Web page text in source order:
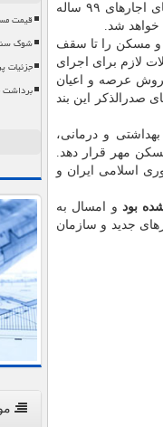
مسکن مهر، شرکت مادرتخصصی عمران شهرهای جدید و سازمان ملی زمین و مسکن مکلف به واگذاری قطعی زمین های اجارهای ۹۹ ساله
خواهد شد.
و مسکن را تا سقف
لازم برای اجرای
عرصه و اعیان
صدرالذکر این بند
و درمانی،
مهر قرار دهد.
اسلامی ایران و
و امسال به
سال ۱۴۰۰ علاوه بر شرکت عمران شهرهای جدید و سازمان
قیمت
شوک
جزئیات
برداشت